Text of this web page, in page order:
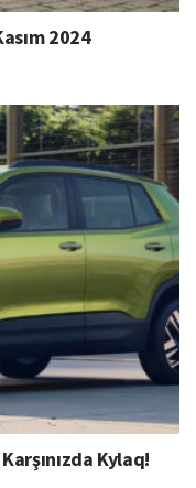
2024
Kylaq!